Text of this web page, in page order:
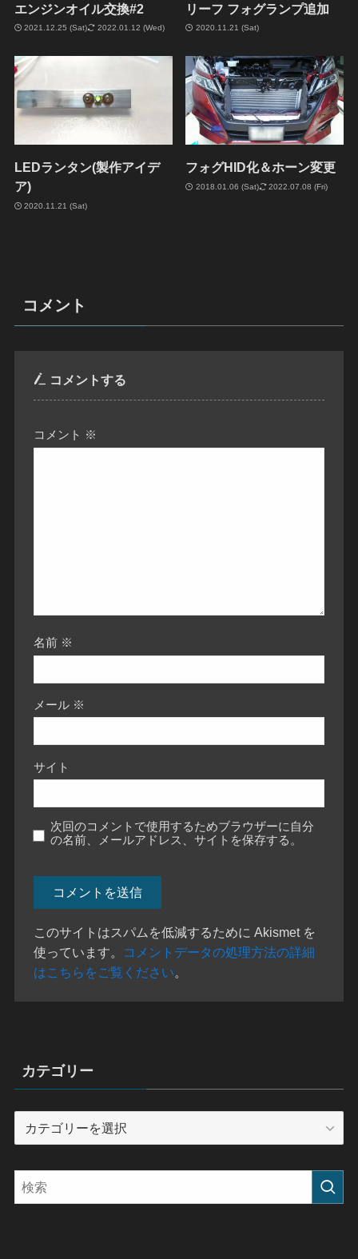
エンジンオイル交換#2
2021.12.25 (Sat) 2022.01.12 (Wed)
リーフ フォグランプ追加
2020.11.21 (Sat)
LEDランタン(製作アイデ
ア)
2020.11.21 (Sat)
フォグHID化＆ホーン変更
2018.01.06 (Sat) 2022.07.08 (Fri)
コメント
コメントする
コメント ※
名前 ※
メール ※
サイト
次回のコメントで使用するためブラウザーに自分
の名前、メールアドレス、サイトを保存する。
このサイトはスパムを低減するために Akismet を
使っています。
コメントデータの処理方法の詳細
はこちらをご覧ください
カテゴリー
テ
リ
ー